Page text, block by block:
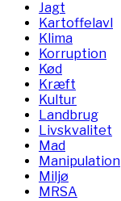
Jagt
Kartoffelavl
Klima
Korruption
Kød
Kræft
Kultur
Landbrug
Livskvalitet
Mad
Manipulation
Miljø
MRSA